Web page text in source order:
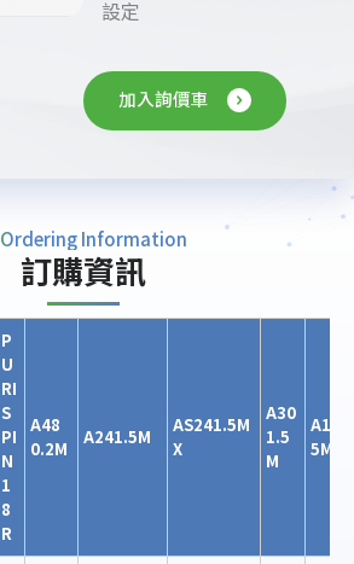
新
消
息
設定
加入詢價車
Ordering Information
訂購資訊
P
U
RI
S
PI
N
1
8
R
A48
0.2M
A241.5M
AS241.5M
X
A30
1.5
M
A12
5M